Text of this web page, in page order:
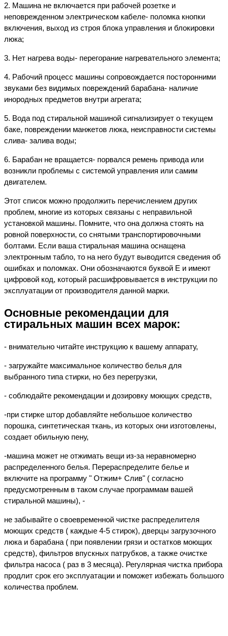
2. Машина не включается при рабочей розетке и
неповрежденном электрическом кабеле- поломка кнопки
включения, выход из строя блока управления и блокировки
люка;
3. Нет нагрева воды- перегорание нагревательного элемента;
4. Рабочий процесс машины сопровождается посторонними
звуками без видимых повреждений барабана- наличие
инородных предметов внутри агрегата;
5. Вода под стиральной машиной сигнализирует о текущем
баке, повреждении манжетов люка, неисправности системы
слива- залива воды;
6. Барабан не вращается- порвался ремень привода или
возникли проблемы с системой управления или самим
двигателем.
Этот список можно продолжить перечислением других
проблем, многие из которых связаны с неправильной
установкой машины. Помните, что она должна стоять на
ровной поверхности, со снятыми транспортировочными
болтами. Если ваша стиральная машина оснащена
электронным табло, то на него будут выводится сведения об
ошибках и поломках. Они обозначаются буквой Е и имеют
цифровой код, который расшифровывается в инструкции по
эксплуатации от производителя данной марки.
Основные рекомендации для
стиральных машин всех марок:
- внимательно читайте инструкцию к вашему аппарату,
- загружайте максимальное количество белья для
выбранного типа стирки, но без перегрузки,
- соблюдайте рекомендации и дозировку моющих средств,
-при стирке штор добавляйте небольшое количество
порошка, синтетическая ткань, из которых они изготовлены,
создает обильную пену,
-машина может не отжимать вещи из-за неравномерно
распределенного белья. Перераспределите белье и
включите на программу " Отжим+ Слив" ( согласно
предусмотренным в таком случае программам вашей
стиральной машины), -
не забывайте о своевременной чистке распределителя
моющих средств ( каждые 4-5 стирок), дверцы загрузочного
люка и барабана ( при появлении грязи и остатков моющих
средств), фильтров впускных патрубков, а также очистке
фильтра насоса ( раз в 3 месяца). Регулярная чистка прибора
продлит срок его эксплуатации и поможет избежать большого
количества проблем.